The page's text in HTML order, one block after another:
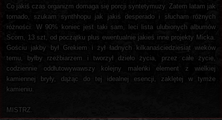
Co jakiś czas organizm domaga się porcji syntetymuzy. Zatem latam jak
tornado, szukam synthhopu jak jakiś desperado i słucham różnych
różności. W 90% koniec jest taki sam, leci lista ulubionych albumów
Scorn, 13 szt, od początku plus ewentualnie jakieś inne projekty Micka.
Gościu jakby był Grekiem i żył ładnych kilkanaściedziesiąt wieków
temu, byłby rzeźbiarzem i tworzył dzieło życia, przez całe życie,
codziennie oddłutowywawszy kolejny maleńki element z wielkiej
kamiennej bryły, dążąc do tej idealnej esencji, zaklętej w tymże
kamieniu.
MISTRZ.